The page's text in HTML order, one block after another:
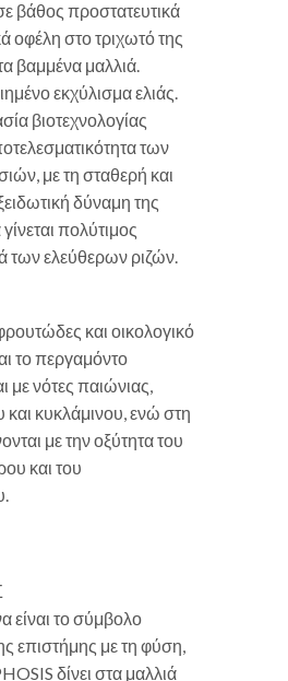
βάθος προστατευτικά
οφέλη στο τριχωτό της
βαμμένα μαλλιά.
εκχύλισμα ελιάς.
βιοτεχνολογίας
των
με τη σταθερή και
δύναμη της
πολύτιμος
των ελεύθερων ριζών.
και οικολογικό
το περγαμόντο
με νότες παιώνιας,
και κυκλάμινου, ενώ στη
με την οξύτητα του
και του
είναι το σύμβολο
επιστήμης με τη φύση,
δίνει στα μαλλιά